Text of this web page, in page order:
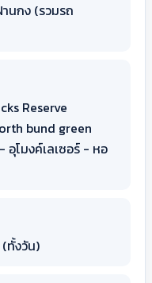
นกง (รวมรถ
Reserve
bund green
โมงค์เลเซอร์ - หอ
(ทั้งวัน)